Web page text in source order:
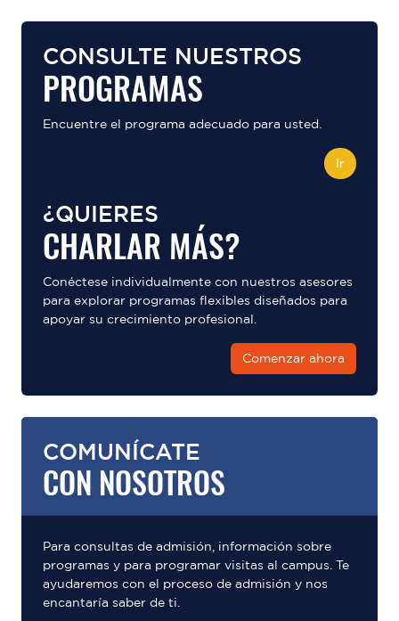
CONSULTE NUESTROS
PROGRAMAS
Encuentre el programa adecuado para usted.
Ir
¿QUIERES
CHARLAR MÁS?
Conéctese individualmente con nuestros asesores
para explorar programas flexibles diseñados para
apoyar su crecimiento profesional.
Comenzar ahora
COMUNÍCATE
CON NOSOTROS
Para consultas de admisión, información sobre
programas y para programar visitas al campus. Te
ayudaremos con el proceso de admisión y nos
encantaría saber de ti.